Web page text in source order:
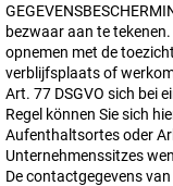
bezwaar aan te
opnemen met de
verblijfsplaats of
Art. 77 DSGVO sich bei
Regel können Sie sich
Aufenthaltsortes oder
Unternehmenssitzes
De contactgegevens